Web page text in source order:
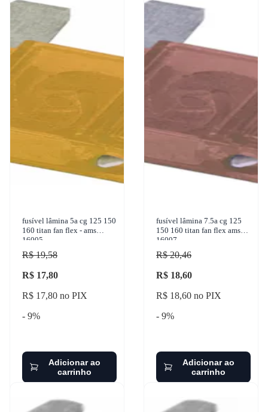
fusível lâmina 5a cg 125 150
160 titan fan flex - ams
16005
R$ 19,58
R$ 17,80
R$ 17,80 no PIX
- 9%
Adicionar ao
carrinho
fusível lâmina 7.5a cg 125
150 160 titan fan flex ams
16007
R$ 20,46
R$ 18,60
R$ 18,60 no PIX
- 9%
Adicionar ao
carrinho